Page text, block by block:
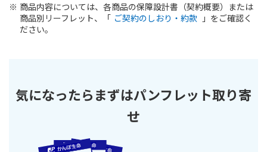
年金支払開始年齢
60歳
65歳
保証期間/
年金支払期間(最大)
20年/30年
商品内容については、各商品の保障設計書（契約概要）または
商品別リーフレット、「 ご契約のしおり・約款 」をご確認く
ださい。
気になったらまずはパンフレット取り寄
せ